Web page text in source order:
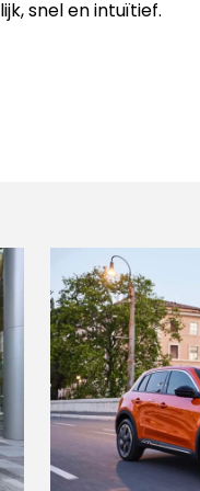
snel en intuïtief.